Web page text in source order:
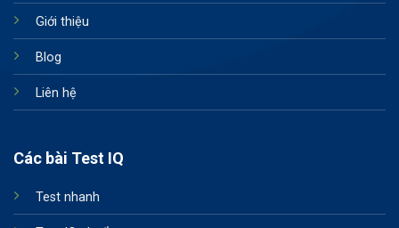
Giới thiệu
Blog
Liên hệ
Các bài Test IQ
Test nhanh